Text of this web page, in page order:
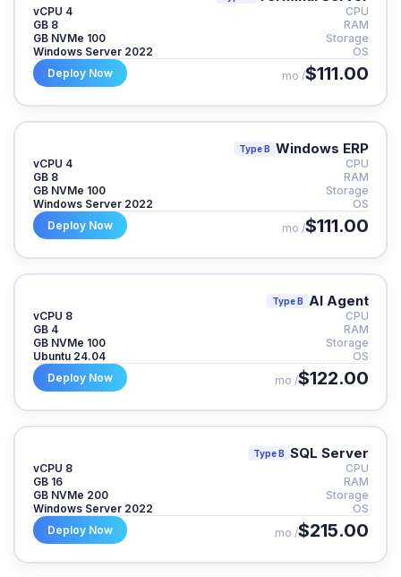
CPU
4 vCPU
RAM
8 GB
Storage
100 GB NVMe
OS
Windows Server 2022
$111.00
/ mo
Deploy Now
Windows ERP
Type B
CPU
4 vCPU
RAM
8 GB
Storage
100 GB NVMe
OS
Windows Server 2022
$111.00
/ mo
Deploy Now
AI Agent
Type B
CPU
8 vCPU
RAM
4 GB
Storage
100 GB NVMe
OS
Ubuntu 24.04
$122.00
/ mo
Deploy Now
SQL Server
Type B
CPU
8 vCPU
RAM
16 GB
Storage
200 GB NVMe
OS
Windows Server 2022
$215.00
/ mo
Deploy Now